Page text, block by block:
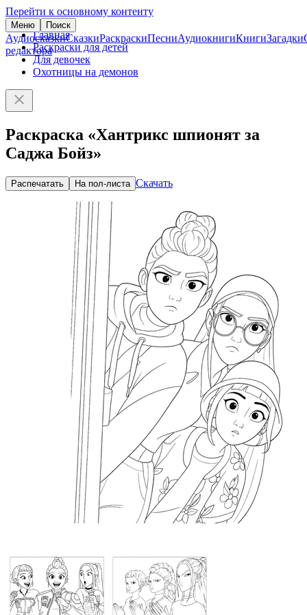
Перейти к основному контенту
Меню Поиск
АудиосказкиСказкиРаскраскиПесниАудиокнигиКнигиЗагадки
редактора
Главная
Раскраски для детей
Для девочек
Охотницы на демонов
Раскраска «Хантрикс шпионят за
Саджа Бойз»
Распечатать На пол-листа Скачать